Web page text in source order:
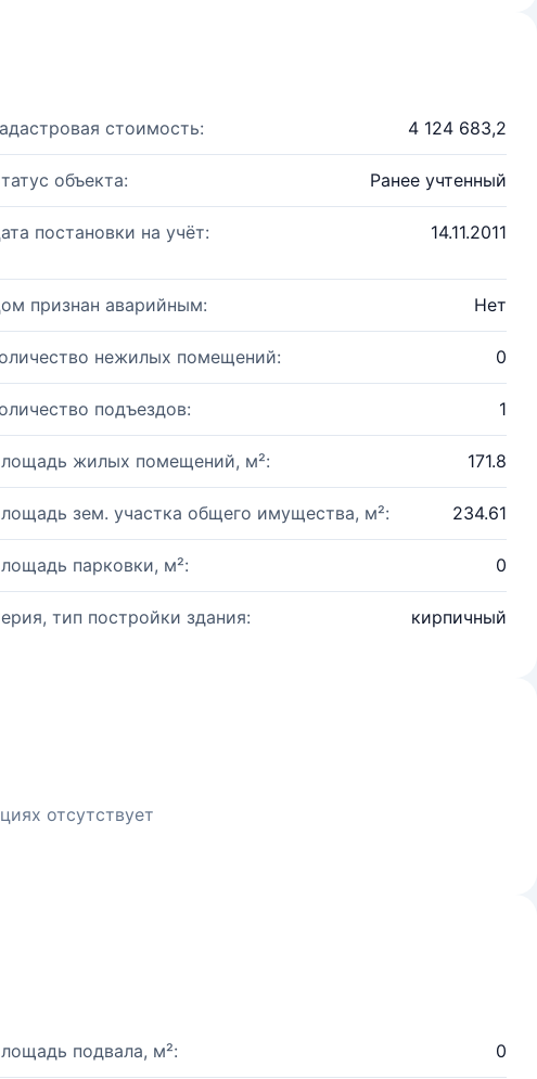
стоимость: 4 124 683,2
объекта: Ранее учтенный
постановки на учёт: 14.11.2011
признан аварийным: Нет
нежилых помещений: 0
подъездов: 1
жилых помещений, м²: 171.8
зем. участка общего имущества, м²: 234.61
парковки, м²: 0
тип постройки здания: кирпичный
отсутствует
подвала, м²: 0